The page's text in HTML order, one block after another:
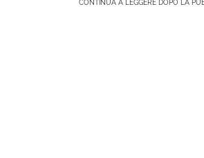
CONTINUA A LEGGERE DOPO LA